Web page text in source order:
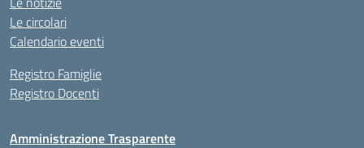
Le circolari
Calendario eventi
Registro Famiglie
Registro Docenti
Amministrazione Trasparente